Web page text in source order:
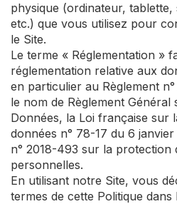
physique (ordinateur,
etc.) que vous utilisez pour
le Site.
Le terme « Réglementation »
réglementation relative aux
en particulier au Règlement
le nom de Règlement
Données, la Loi française sur
données n° 78-17 du 6
n° 2018-493 sur la protection
personnelles.
En utilisant notre Site, vous
termes de cette Politique dans